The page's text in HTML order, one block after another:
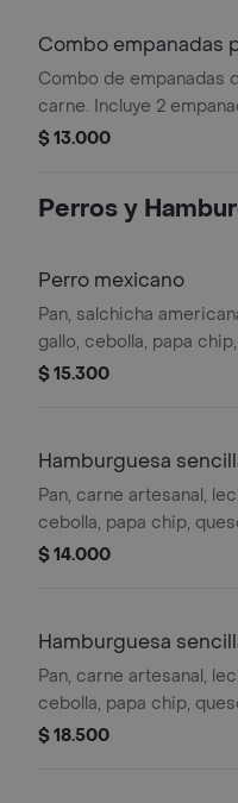
Combo empanadas
Combo de empanadas
carne. Incluye 2
gaseosa de 250 ml.
$ 13.000
Perros y
Perro mexicano
Pan, salchicha
gallo, cebolla, papa
salsas de la casa.
$ 15.300
Hamburguesa
Pan, carne artesanal,
cebolla, papa chip,
crema y salsas de la
$ 14.000
Hamburguesa
Pan, carne artesanal,
cebolla, papa chip,
crema, salsas de la casa.
$ 18.500